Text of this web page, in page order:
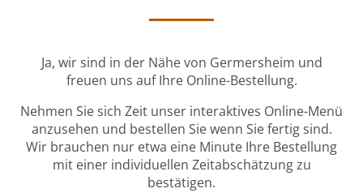
Ja, wir sind in der Nähe von Germersheim und
freuen uns auf Ihre Online-Bestellung.
Nehmen Sie sich Zeit unser interaktives Online-Menü
anzusehen und bestellen Sie wenn Sie fertig sind.
Wir brauchen nur etwa eine Minute Ihre Bestellung
mit einer individuellen Zeitabschätzung zu
bestätigen.